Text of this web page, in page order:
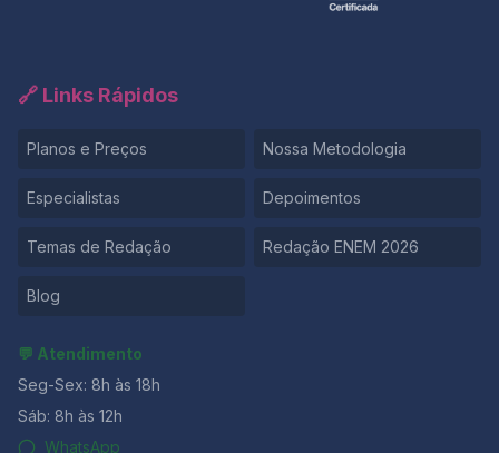
🔗 Links Rápidos
Planos e Preços Nossa Metodologia
Especialistas Depoimentos
Temas de Redação Redação ENEM 2026
Blog
💬 Atendimento
Seg-Sex: 8h às 18h
Sáb: 8h às 12h
WhatsApp